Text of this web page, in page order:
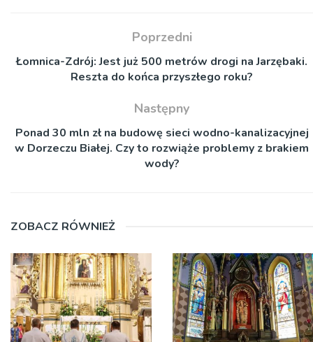
Poprzedni
Łomnica-Zdrój: Jest już 500 metrów drogi na Jarzębaki.
Reszta do końca przyszłego roku?
Następny
Ponad 30 mln zł na budowę sieci wodno-kanalizacyjnej
w Dorzeczu Białej. Czy to rozwiąże problemy z brakiem
wody?
ZOBACZ RÓWNIEŻ